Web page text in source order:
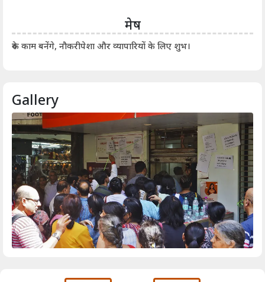
मेष
रुके काम बनेंगे, नौकरीपेशा और व्यापारियों के लिए शुभ।
Gallery